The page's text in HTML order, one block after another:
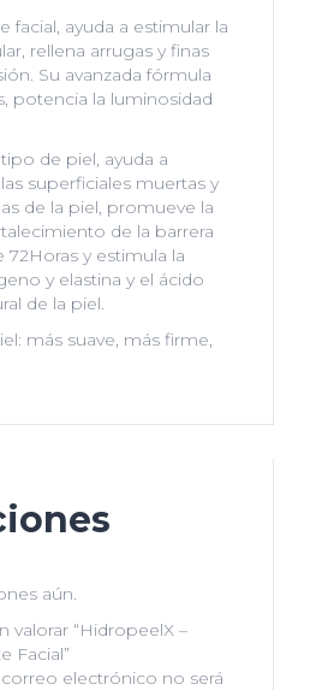
facial, ayuda a estimular la
rellena arrugas y finas
Su avanzada fórmula
potencia la luminosidad
de piel, ayuda a
superficiales muertas y
de la piel, promueve la
de la barrera
72Horas y estimula la
y elastina y el ácido
de la piel.
más suave, más firme,
aún.
valorar “HidropeelX –
Facial”
electrónico no será